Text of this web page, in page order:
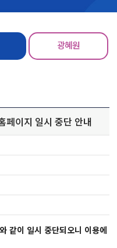
광혜원
페이지 일시 중단 안내
같이 일시 중단되오니 이용에